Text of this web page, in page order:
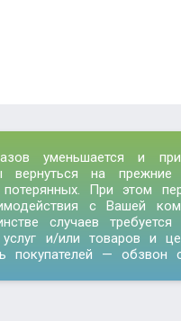
уменьшается и
вернуться на
При этом
с Вашей
случаев
и/или товаров и
покупателей — обзвон